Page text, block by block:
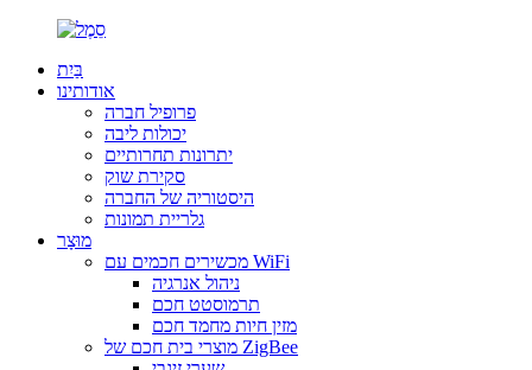
בַּיִת
אודותינו
פרופיל חברה
יכולות ליבה
יתרונות תחרותיים
סקירת שוק
היסטוריה של החברה
גלריית תמונות
מוּצָר
מכשירים חכמים עם WiFi
ניהול אנרגיה
תרמוסטט חכם
מזין חיות מחמד חכם
מוצרי בית חכם של ZigBee